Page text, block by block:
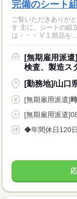
完備のシート
ご覧いただきありが
す 主に、シートの組
は・・・ V 1.部品を...
[無期雇用派
検査、製造ス
[勤務地]/山口
[無期雇用派遣]
[無期雇用派遣